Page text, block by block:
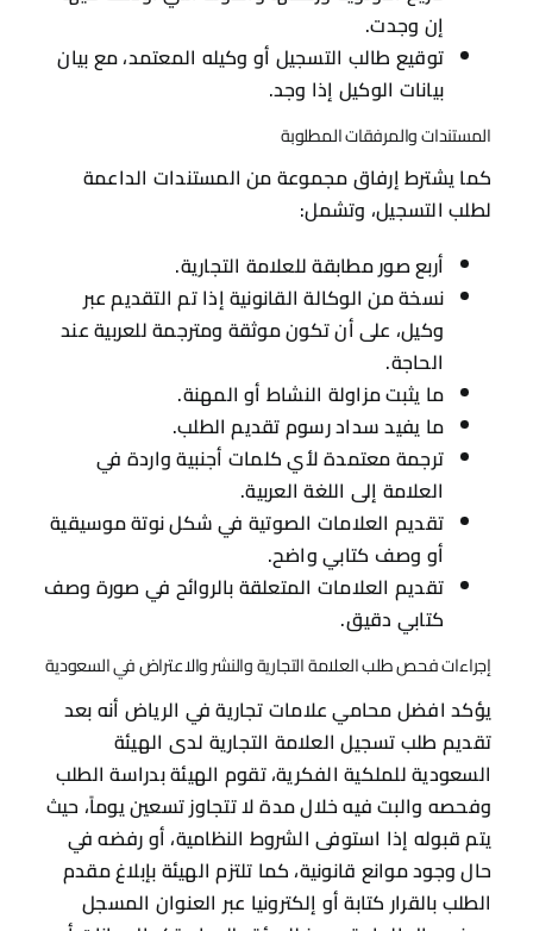
إن وجدت.
توقيع طالب التسجيل أو وكيله المعتمد، مع بيان
بيانات الوكيل إذا وجد.
المستندات والمرفقات المطلوبة
كما يشترط إرفاق مجموعة من المستندات الداعمة
لطلب التسجيل، وتشمل:
أربع صور مطابقة للعلامة التجارية.
نسخة من الوكالة القانونية إذا تم التقديم عبر
وكيل، على أن تكون موثقة ومترجمة للعربية عند
الحاجة.
ما يثبت مزاولة النشاط أو المهنة.
ما يفيد سداد رسوم تقديم الطلب.
ترجمة معتمدة لأي كلمات أجنبية واردة في
العلامة إلى اللغة العربية.
تقديم العلامات الصوتية في شكل نوتة موسيقية
أو وصف كتابي واضح.
تقديم العلامات المتعلقة بالروائح في صورة وصف
كتابي دقيق.
إجراءات فحص طلب العلامة التجارية والنشر والاعتراض في السعودية
يؤكد افضل محامي علامات تجارية في الرياض أنه بعد
تقديم طلب تسجيل العلامة التجارية لدى الهيئة
السعودية للملكية الفكرية، تقوم الهيئة بدراسة الطلب
وفحصه والبت فيه خلال مدة لا تتجاوز تسعين يوماً، حيث
يتم قبوله إذا استوفى الشروط النظامية، أو رفضه في
حال وجود موانع قانونية، كما تلتزم الهيئة بإبلاغ مقدم
الطلب بالقرار كتابة أو إلكترونيا عبر العنوان المسجل